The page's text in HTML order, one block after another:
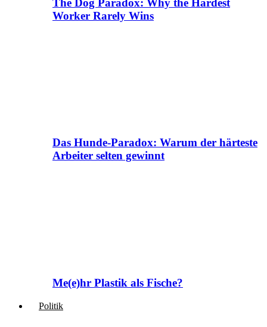
The Dog Paradox: Why the Hardest
Worker Rarely Wins
Das Hunde-Paradox: Warum der härteste
Arbeiter selten gewinnt
Me(e)hr Plastik als Fische?
Politik